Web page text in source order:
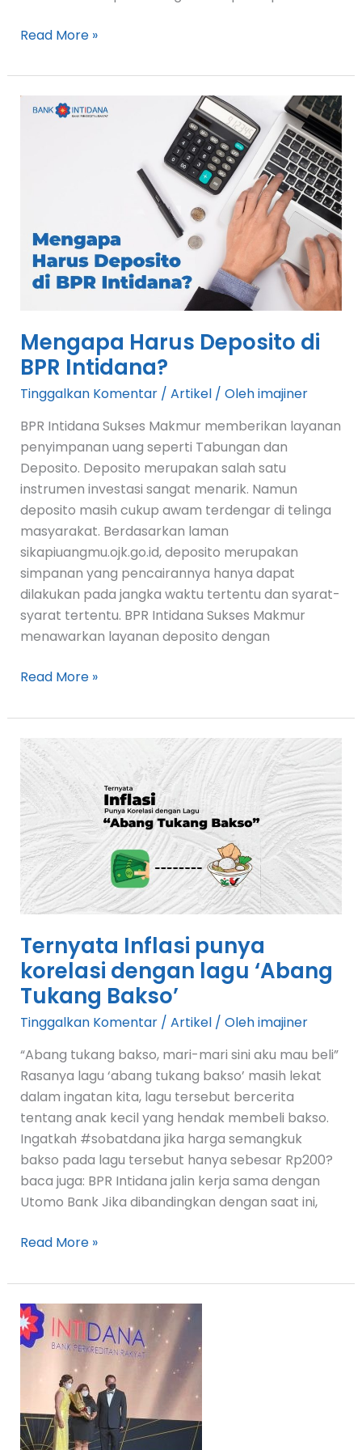
Read More »
Mengapa Harus Deposito di
BPR Intidana?
Tinggalkan Komentar / Artikel/ Olehimajiner
BPR Intidana Sukses Makmur memberikan layanan
penyimpanan uang seperti Tabungan dan
Deposito. Deposito merupakan salah satu
instrumen investasi sangat menarik. Namun
deposito masih cukup awam terdengar di telinga
masyarakat. Berdasarkan laman
sikapiuangmu.ojk.go.id, deposito merupakan
simpanan yang pencairannya hanya dapat
dilakukan pada jangka waktu tertentu dan syarat-
syarat tertentu. BPR Intidana Sukses Makmur
menawarkan layanan deposito dengan
Mengapa
Read More »
Ternyata Inflasi punya
korelasi dengan lagu ‘Abang
Tukang Bakso’
Tinggalkan Komentar / Artikel/ Olehimajiner
“Abang tukang bakso, mari-mari sini aku mau beli”
Rasanya lagu ‘abang tukang bakso’ masih lekat
dalam ingatan kita, lagu tersebut bercerita
tentang anak kecil yang hendak membeli bakso.
Ingatkah #sobatdana jika harga semangkuk
bakso pada lagu tersebut hanya sebesar Rp200?
baca juga: BPR Intidana jalin kerja sama dengan
Utomo Bank Jika dibandingkan dengan saat ini,
Ternyata
Inflasi
punya
korelasi
dengan
lagu
‘Abang
Tukang
Bakso’
Read More »
BPR
Intidana
Lebih
Menjangkau
Nasabah